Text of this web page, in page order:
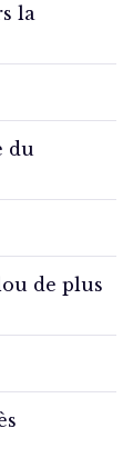
la
du
de plus